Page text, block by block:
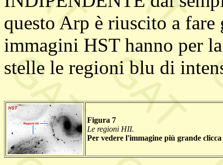
questo Arp è riuscito a
immagini HST hanno per
stelle le regioni blu di
Figura 7
Le regioni HII.
Per vedere l'immagine più grande